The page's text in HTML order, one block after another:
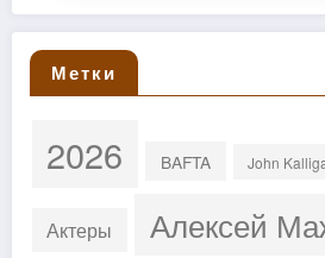
Метки
2026 BAFTA John
Актеры Алексей